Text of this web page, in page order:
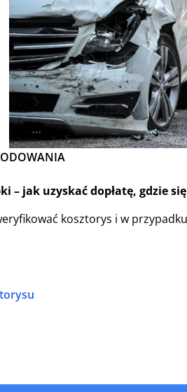
– jak uzyskać dopłatę, gdzie
kosztorys i w